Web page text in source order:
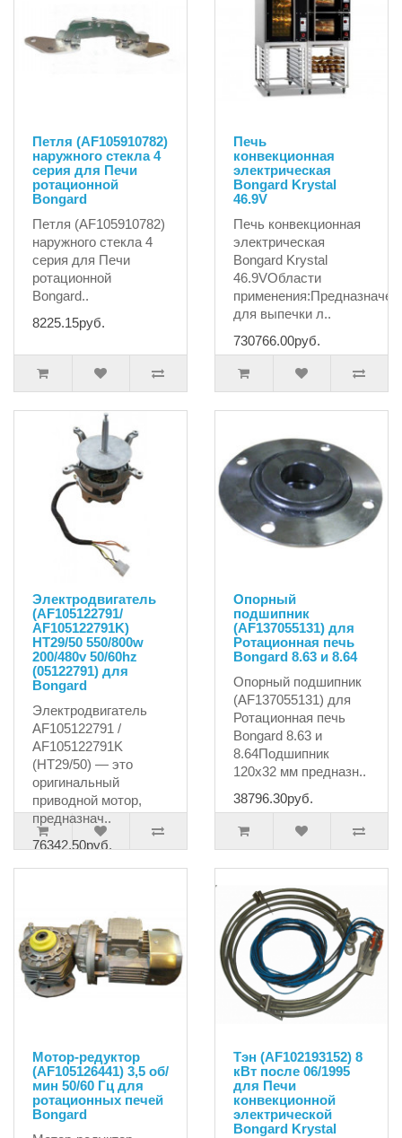
Петля (AF105910782)
наружного стекла 4
серия для Печи
ротационной
Bongard
Петля (AF105910782)
наружного стекла 4
серия для Печи
ротационной
Bongard..
8225.15руб.
Печь
конвекционная
электрическая
Bongard Krystal
46.9V
Печь конвекционная
электрическая
Bongard Krystal
46.9VОбласти
для выпечки л..
730766.00руб.
Электродвигатель
(AF105122791/
AF105122791K)
HT29/50 550/800w
200/480v 50/60hz
(05122791) для
Bongard
Электродвигатель
AF105122791 /
AF105122791K
(HT29/50) — это
оригинальный
приводной мотор,
предназнач..
76342.50руб.
Опорный
подшипник
(AF137055131) для
Ротационная печь
Bongard 8.63 и 8.64
Опорный подшипник
(AF137055131) для
Ротационная печь
Bongard 8.63 и
8.64Подшипник
120x32 мм предназн..
38796.30руб.
Мотор-редуктор
(AF105126441) 3,5 об/
мин 50/60 Гц для
ротационных печей
Bongard
Тэн (AF102193152) 8
кВт после 06/1995
для Печи
конвекционной
электрической
Bongard Krystal